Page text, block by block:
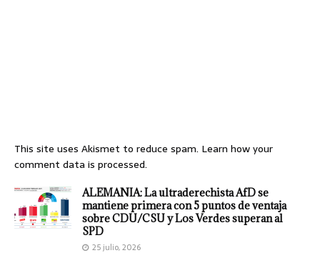
This site uses Akismet to reduce spam. Learn how your
comment data is processed.
ALEMANIA: La ultraderechista AfD se
mantiene primera con 5 puntos de ventaja
sobre CDU/CSU y Los Verdes superan al
SPD
25 julio, 2026